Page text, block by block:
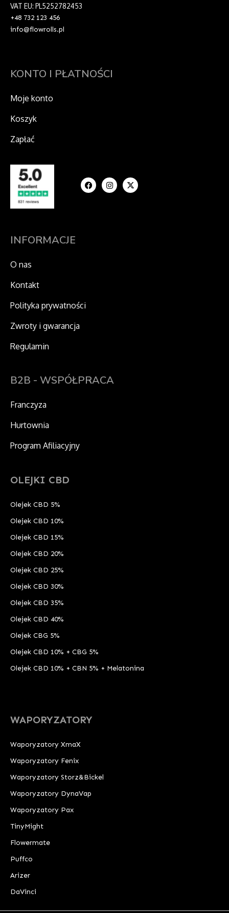
VAT EU: PL5252782453
+48 732 123 456
info@flowrolls.pl
KONTO I PŁATNOŚCI
Moje konto
Koszyk
Zapłać
a
c
e
n
s
t
-
t
w
INFORMACJE
O nas
Kontakt
Polityka prywatności
Zwroty i gwarancja
Regulamin
B2B - WSPÓŁPRACA
Franczyza
Hurtownia
Program Afiliacyjny
OLEJKI CBD
Olejek CBD 5%
Olejek CBD 10%
Olejek CBD 15%
Olejek CBD 20%
Olejek CBD 25%
Olejek CBD 30%
Olejek CBD 35%
Olejek CBD 40%
Olejek CBG 5%
Olejek CBD 10% + CBG 5%
Olejek CBD 10% + CBN 5% + Melatonina
WAPORYZATORY
Waporyzatory XmaX
Waporyzatory Fenix
Waporyzatory Storz&Bickel
Waporyzatory DynaVap
Waporyzatory Pax
TinyMight
Flowermate
Puffco
Arizer
DaVinci